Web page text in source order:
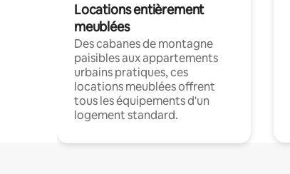
Locations entièrement
meublées
Des cabanes de montagne
paisibles aux appartements
urbains pratiques, ces
locations meublées offrent
tous les équipements d'un
logement standard.